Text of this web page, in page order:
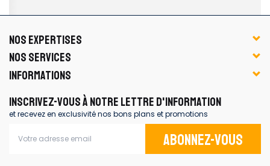
NOS EXPERTISES
NOS SERVICES
INFORMATIONS
INSCRIVEZ-VOUS À NOTRE LETTRE D'INFORMATION
et recevez en exclusivité nos bons plans et promotions
Abonnez-vous